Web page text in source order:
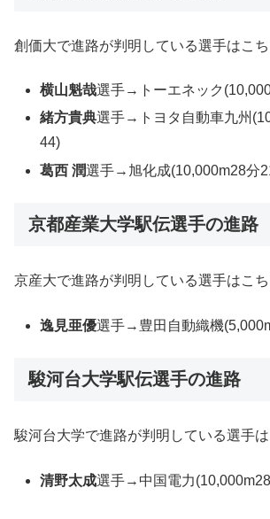
創価大で進路が判明している選手はこち
横山魁哉選手→トーエネック
緒方貴典選手→トヨタ自動車九州
44)
葛西 潤選手→旭化成(10,000m28分
京都産業大学駅伝選手の進路
京産大で進路が判明している選手はこち
逸見亜優選手→豊田自動織機
駿河台大学駅伝選手の進路
駿河台大学で進路が判明している選手は
清野太成選手→中国電力